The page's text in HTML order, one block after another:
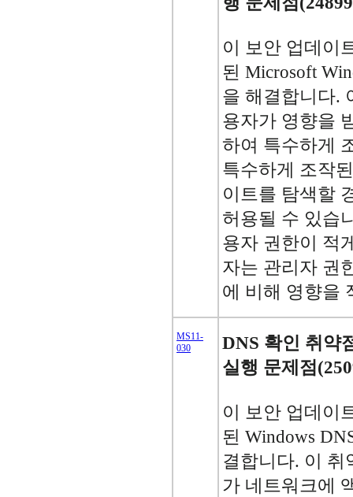
이 보안 업데이
된 Microsoft
을 해결합니다.
용자가 영향을
하여 특수하게
특수하게 조작
이트를 탐색할
허용될 수 있습
용자 권한이 적
자는 관리자 권
에 비해 영향을
MS11-
030
DNS 확인 취약
실행 문제점
이 보안 업데이
된 Windows
결합니다. 이 취
가 네트워크에